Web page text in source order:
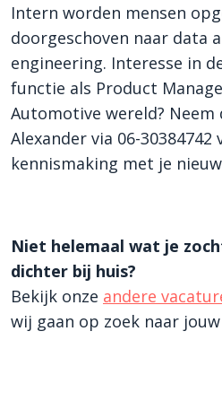
Intern worden mensen
doorgeschoven naar data
engineering. Interesse in
functie als Product
Automotive wereld?
Alexander via 06-30384742
kennismaking met je
Niet helemaal wat je
dichter bij huis?
Bekijk onze andere
wij gaan op zoek naar